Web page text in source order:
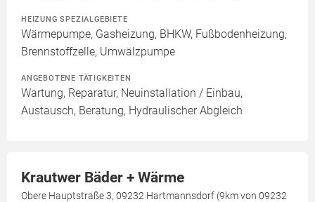
HEIZUNG SPEZIALGEBIETE
Wärmepumpe, Gasheizung, BHKW, Fußbodenheizung,
Brennstoffzelle, Umwälzpumpe
ANGEBOTENE TÄTIGKEITEN
Wartung, Reparatur, Neuinstallation / Einbau,
Austausch, Beratung, Hydraulischer Abgleich
Krautwer Bäder + Wärme
Obere Hauptstraße 3, 09232 Hartmannsdorf (9km von 09232